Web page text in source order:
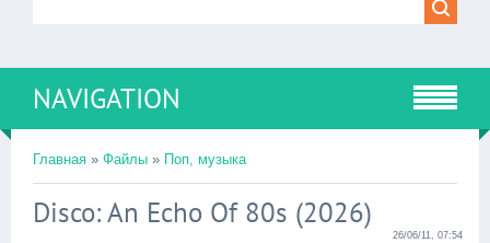
NAVIGATION
Главная » Файлы » Поп, музыка
Disco: An Echo Of 80s (2026)
26/06/11, 07:54